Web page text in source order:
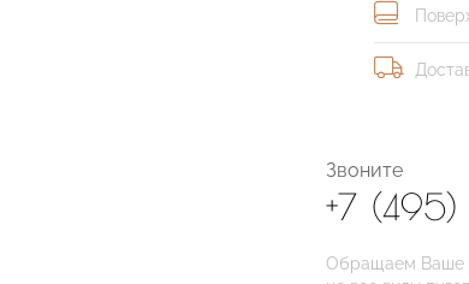
Звоните
+7
Обращаем Ваше